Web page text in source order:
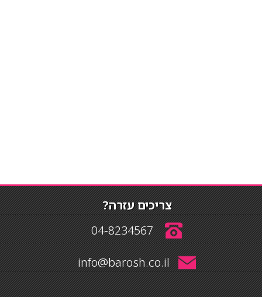
צריכים עזרה?
04-8234567
info@barosh.co.il